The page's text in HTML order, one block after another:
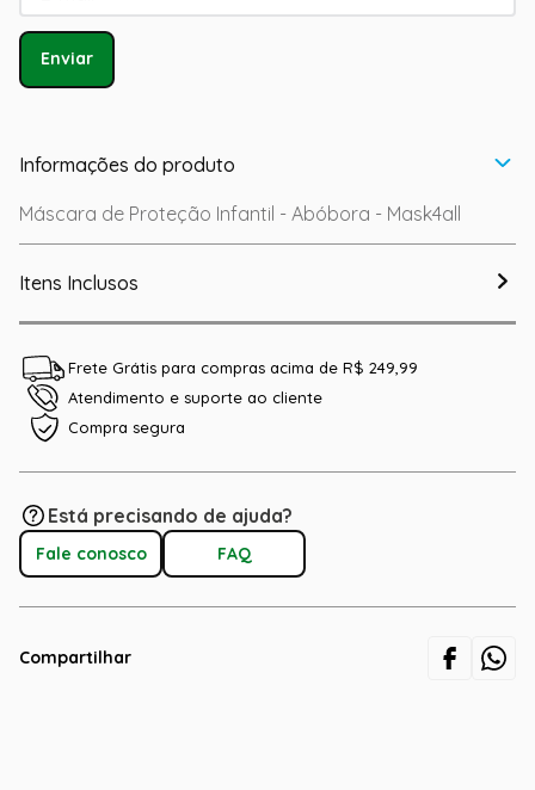
Enviar
Informações do produto
Máscara de Proteção Infantil - Abóbora - Mask4all
Itens Inclusos
Frete Grátis para compras acima de R$ 249,99
Atendimento e suporte ao cliente
Compra segura
Está precisando de ajuda?
Fale conosco FAQ
Compartilhar